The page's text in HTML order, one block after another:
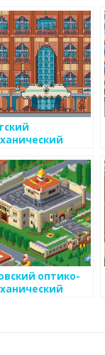
оптико-